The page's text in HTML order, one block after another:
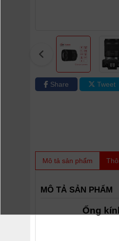
Share Tweet
Mô tả sản phẩm
MÔ TẢ SẢN PHẨM
Ống